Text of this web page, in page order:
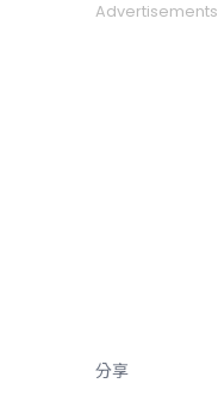
Advertisements
分享